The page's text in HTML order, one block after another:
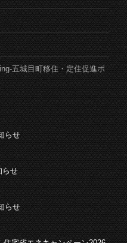
五城目町移住・定住促進ポ
らせ
らせ
らせ